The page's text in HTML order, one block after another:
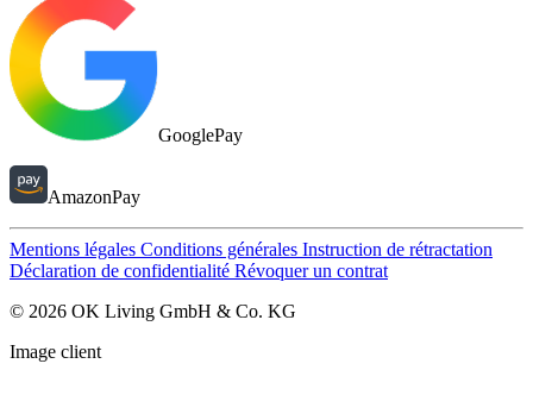
GooglePay
AmazonPay
Mentions légales Conditions générales Instruction de rétractation
Déclaration de confidentialité Révoquer un contrat
© 2026 OK Living GmbH & Co. KG
Image client